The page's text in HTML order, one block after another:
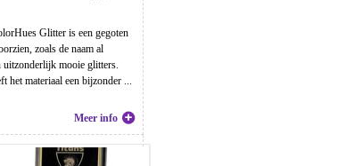
Glitter is een gegoten
zoals de naam al
uitzonderlijk mooie glitters.
het materiaal een bijzonder ...
Meer info